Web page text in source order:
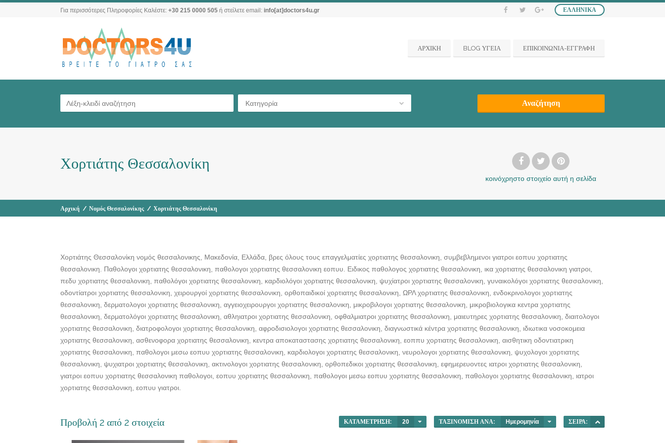
ΕΛΛΗΝΙΚΆ
Για περισσότερες Πληροφορίες Καλέστε: +30 215 0000 505 ή στείλετε email: info[at]doctors4u.gr
ΑΡΧΙΚΗ BLOG ΥΓΕΙΑ ΕΠΙΚΟΙΝΩΝΙΑ-ΕΓΓΡΑΦΗ
Κατηγορία Αναζήτηση
Χορτιάτης Θεσσαλονίκη
κοινόχρηστο στοιχείο αυτή η σελίδα
Αρχική / Νομός Θεσσαλονίκης / Χορτιάτης Θεσσαλονίκη
Χορτιάτης Θεσσαλονίκη νομός θεσσαλονικης, Μακεδονία, Ελλάδα, βρες όλους τους επαγγελματίες χορτιατης θεσσαλονικη, συμβεβλημενοι γιατροι εοπυυ χορτιατης
θεσσαλονικη. Παθολογοι χορτιατης θεσσαλονικη, παθολογοι χορτιατης θεσσαλονικη εοπυυ. Ειδικος παθολογος χορτιατης θεσσαλονικη, ικα χορτιατης θεσσαλονικη γιατροι,
πεδυ χορτιατης θεσσαλονικη, παθολόγοι χορτιατης θεσσαλονικη, καρδιολόγοι χορτιατης θεσσαλονικη, ψυχίατροι χορτιατης θεσσαλονικη, γυναικολόγοι χορτιατης θεσσαλονικη,
οδοντίατροι χορτιατης θεσσαλονικη, χειρουργοί χορτιατης θεσσαλονικη, ορθοπαιδικοί χορτιατης θεσσαλονικη, ΩΡΛ χορτιατης θεσσαλονικη, ενδοκρινολογοι χορτιατης
θεσσαλονικη, δερματολογοι χορτιατης θεσσαλονικη, αγγειοχειρουργοι χορτιατης θεσσαλονικη, μικροβιλογοι χορτιατης θεσσαλονικη, μικροβιολογικα κεντρα χορτιατης
θεσσαλονικη, δερματολόγοι χορτιατης θεσσαλονικη, αθληιατροι χορτιατης θεσσαλονικη, οφθαλμιατροι χορτιατης θεσσαλονικη, μαιευτηρες χορτιατης θεσσαλονικη, διαιτολογοι
χορτιατης θεσσαλονικη, διατροφολογοι χορτιατης θεσσαλονικη, αφροδισιολογοι χορτιατης θεσσαλονικη, διαγνωστικά κέντρα χορτιατης θεσσαλονικη, ιδιωτικα νοσοκομεια
χορτιατης θεσσαλονικη, ασθενοφορα χορτιατης θεσσαλονικη, κεντρα αποκαταστασης χορτιατης θεσσαλονικη, εοππυ χορτιατης θεσσαλονικη, αισθητικη οδοντιατρικη
χορτιατης θεσσαλονικη, παθολογοι μεσω εοπυυ χορτιατης θεσσαλονικη, καρδιολογοι χορτιατης θεσσαλονικη, νευρολογοι χορτιατης θεσσαλονικη, ψυχολογοι χορτιατης
θεσσαλονικη, ψυχιατροι χορτιατης θεσσαλονικη, ακτινολογοι χορτιατης θεσσαλονικη, ορθοπεδικοι χορτιατης θεσσαλονικη, εφημερευοντες ιατροι χορτιατης θεσσαλονικη,
γιατροι εοπυυ χορτιατης θεσσαλονικη παθολογοι, εοπυυ χορτιατης θεσσαλονικη, παθολογοι μεσω εοπυυ χορτιατης θεσσαλονικη, παθολογοι χορτιατης θεσσαλονικη, ιατροι
χορτιατης θεσσαλονικη, εοπυυ γιατροι.
Προβολή 2 από 2 στοιχεία ΚΑΤΑΜΈΤΡΗΣΗ: 20 ΤΑΞΙΝΌΜΙΣΗ ΑΝΆ: Ημερομηνία ΣΕΙΡΆ: